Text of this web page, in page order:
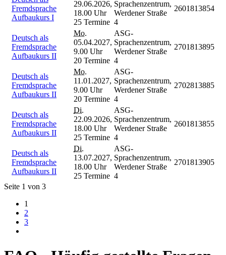
Fremdsprache
Aufbaukurs I
29.06.2026,
18.00 Uhr
25 Termine
Sprachenzentrum,
Werdener Straße
4
2601813854
Deutsch als
Fremdsprache
Aufbaukurs II
Mo.
05.04.2027,
9.00 Uhr
20 Termine
ASG-
Sprachenzentrum,
Werdener Straße
4
2701813895
Deutsch als
Fremdsprache
Aufbaukurs II
Mo.
11.01.2027,
9.00 Uhr
20 Termine
ASG-
Sprachenzentrum,
Werdener Straße
4
2702813885
Deutsch als
Fremdsprache
Aufbaukurs II
Di.
22.09.2026,
18.00 Uhr
25 Termine
ASG-
Sprachenzentrum,
Werdener Straße
4
2601813855
Deutsch als
Fremdsprache
Aufbaukurs II
Di.
13.07.2027,
18.00 Uhr
25 Termine
ASG-
Sprachenzentrum,
Werdener Straße
4
2701813905
Seite 1 von 3
1
2
3